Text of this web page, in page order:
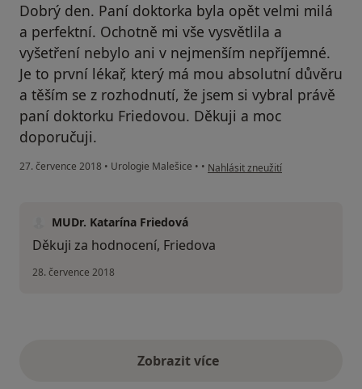
Dobrý den. Paní doktorka byla opět velmi milá
a perfektní. Ochotně mi vše vysvětlila a
vyšetření nebylo ani v nejmenším nepříjemné.
Je to první lékař, který má mou absolutní důvěru
a těším se z rozhodnutí, že jsem si vybral právě
paní doktorku Friedovou. Děkuji a moc
doporučuji.
27. července 2018 • Urologie Malešice • • podle názoru uživatele Tomáš J.
Nahlásit zneužití
MUDr. Katarína Friedová
Děkuji za hodnocení, Friedova
28. července 2018
Zobrazit vícevýše uvedené názory